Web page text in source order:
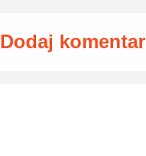
Dodaj komentar